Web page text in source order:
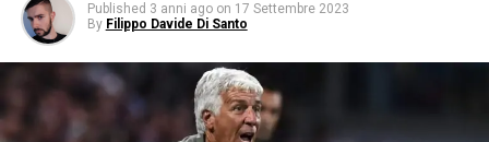
Published 3 anni ago on 17 Settembre 2023
By Filippo Davide Di Santo